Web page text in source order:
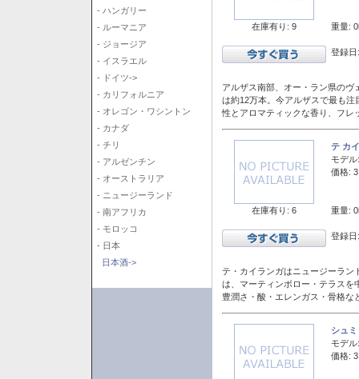
- ハンガリー
- ルーマニア
- ジョージア
- イスラエル
- ドイツ->
- カリフォルニア
- オレゴン・ワシントン
- カナダ
- チリ
- アルゼンチン
- オーストラリア
- ニュージーランド
- 南アフリカ
- モロッコ
- 日本
日本酒->
在庫有り: 9 重量:
登録
アルザス南部、オー・ラン県の
は約12万本。今アルザスで最も
性とアロマティックな香り、フレ
在庫有り: 6
テ カ
モデル:
価格:
重量:
登録
テ・カイランガはニュージーラン
は、マーティンボロー・テラスを
豊潤さ・酸・エレンガス・骨格
シュ
モデル:
価格: